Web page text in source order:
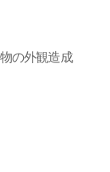
の外観造成